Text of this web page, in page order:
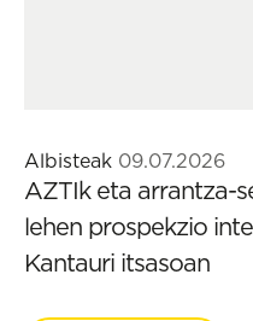
Albisteak 09.07.2026
AZTIk eta arrantza-
lehen prospekzio
Kantauri itsasoan